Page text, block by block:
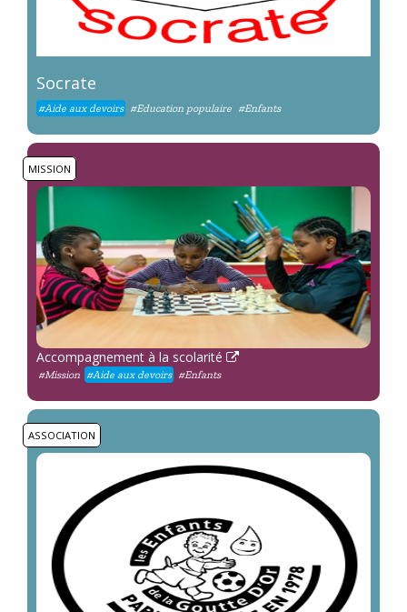
Socrate
#Aide aux devoirs #Education populaire #Enfants
MISSION
Accompagnement à la scolarité
#Mission #Aide aux devoirs #Enfants
ASSOCIATION